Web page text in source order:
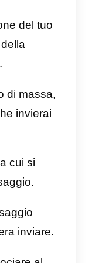
(
di contatti.
desideri
di contatti a
i
team di